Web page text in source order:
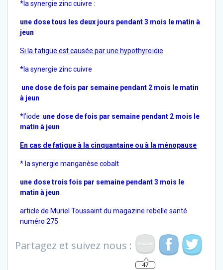
*la synergie zinc cuivre :
une dose tous les deux jours pendant 3 mois le matin à
jeun
Si la fatigue est causée par une hypothyroïdie
*la synergie zinc cuivre
une dose de fois par semaine pendant 2 mois le matin
à jeun
*l’iode :une dose de fois par semaine pendant 2 mois le
matin à jeun
En cas de fatigue à la cinquantaine ou à la ménopause
* la synergie manganèse cobalt
une dose trois fois par semaine pendant 3 mois le
matin à jeun
article de Muriel Toussaint du magazine rebelle santé
numéro 275
Partagez et suivez nous :
47